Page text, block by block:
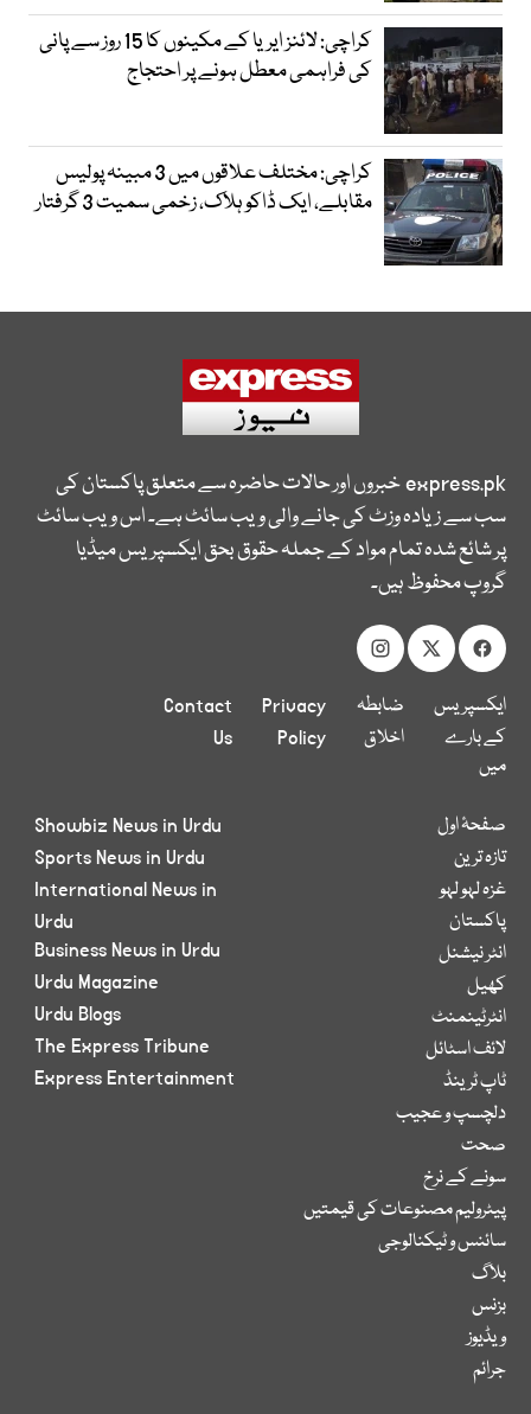
کراچی: لائنز ایریا کے مکینوں کا 15 روز سے پانی
کی فراہمی معطل ہونے پر احتجاج
کراچی: مختلف علاقوں میں 3 مبینہ پولیس
مقابلے، ایک ڈاکو ہلاک، زخمی سمیت 3 گرفتار
express.pkخبروں اور حالات حاضرہ سے متعلق پاکستان کی
سب سے زیادہ وزٹ کی جانے والی ویب سائٹ ہے۔ اس ویب سائٹ
پر شائع شدہ تمام مواد کے جملہ حقوق بحق ایکسپریس میڈیا
گروپ محفوظ ہیں۔
ایکسپریس
کے بارے
میں
ضابطہ
اخلاق
Privacy
Policy
Contact
Us
صفحۂ اول
تازہ ترین
غزہ لہو لہو
پاکستان
انٹر نیشنل
کھیل
انٹرٹینمنٹ
لائف اسٹائل
ٹاپ ٹرینڈ
دلچسپ و عجیب
صحت
سونے کے نرخ
پیٹرولیم مصنوعات کی قیمتیں
سائنس و ٹیکنالوجی
بلاگ
بزنس
ویڈیوز
جرائم
Showbiz News in Urdu
Sports News in Urdu
International News in
Urdu
Business News in Urdu
Urdu Magazine
Urdu Blogs
The Express Tribune
Express Entertainment